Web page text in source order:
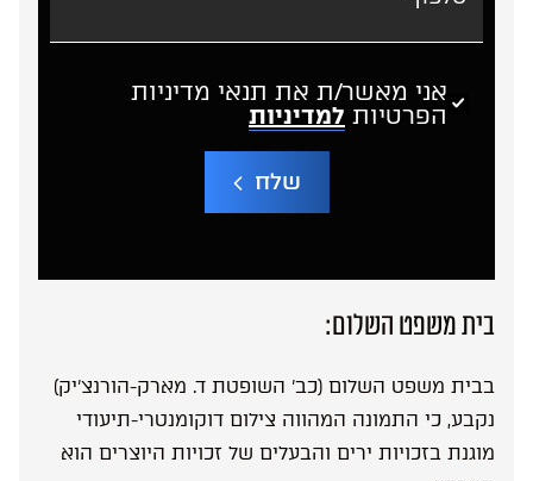
אני מאשר/ת את תנאי מדיניות
הפרטיות למדיניות
שלח
t
בית משפט השלום:
בבית משפט השלום (כב’ השופטת ד. מארק-הורנצ’יק)
נקבע, כי התמונה המהווה צילום דוקומנטרי-תיעודי
מוגנת בזכויות ירים והבעלים של זכויות היוצרים הוא